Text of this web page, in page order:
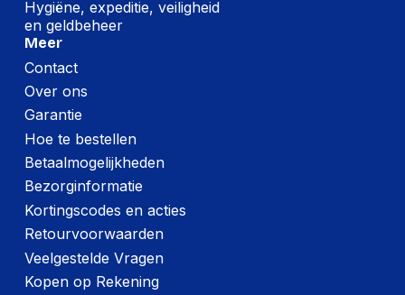
PCI Express
interface data lanes
x4
Logistieke gegevens
(Buitenste)
hoogte
(Buitenste)
hoofdverpakking
lengte
hoofdverpakking
breedte
Hygiëne, expeditie, veiligheid
en geldbeheer
Meer
Contact
Over ons
Garantie
Hoe te bestellen
Betaalmogelijkheden
Bezorginformatie
Kortingscodes en acties
Retourvoorwaarden
Veelgestelde Vragen
Kopen op Rekening